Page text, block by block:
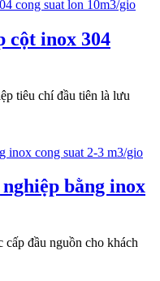
cột inox 304
tiêu chí đầu tiên là lưu
bằng inox
đầu nguồn cho khách